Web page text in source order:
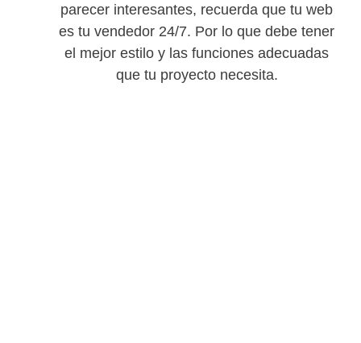
parecer interesantes, recuerda que tu web
es tu vendedor 24/7. Por lo que debe tener
el mejor estilo y las funciones adecuadas
que tu proyecto necesita.